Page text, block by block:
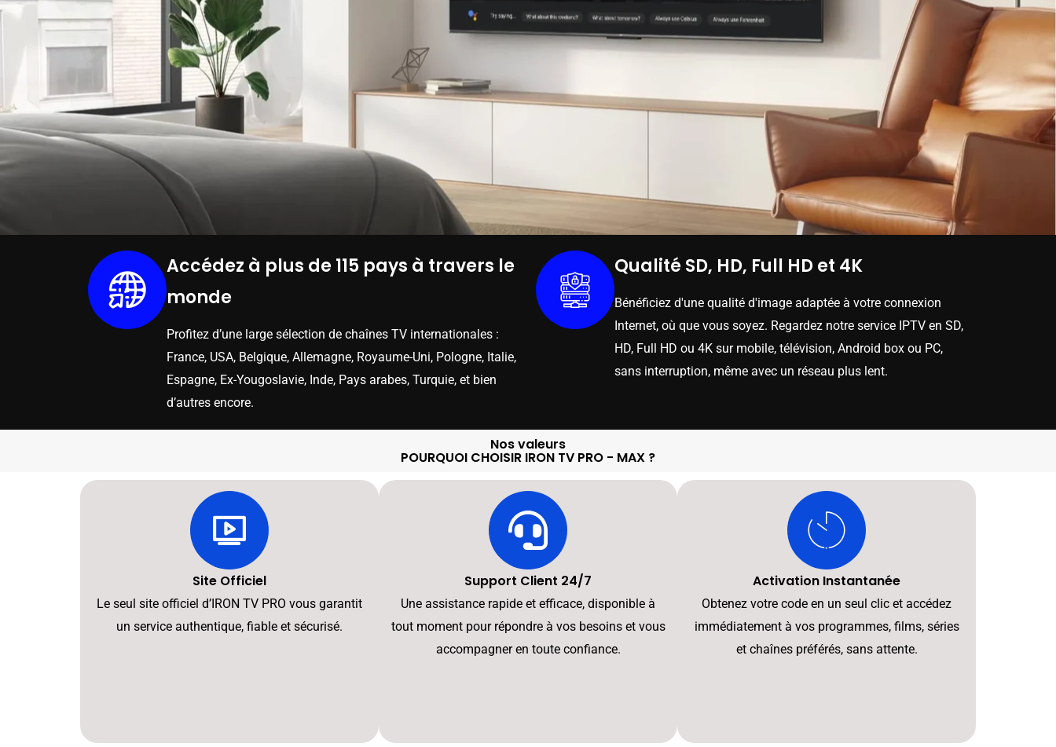
Accédez à plus de 115 pays à travers le
monde
Profitez d’une large sélection de chaînes TV internationales :
France, USA, Belgique, Allemagne, Royaume-Uni, Pologne, Italie,
Espagne, Ex-Yougoslavie, Inde, Pays arabes, Turquie, et bien
d’autres encore.
Qualité SD, HD, Full HD et 4K
Bénéficiez d'une qualité d'image adaptée à votre connexion
Internet, où que vous soyez. Regardez notre service IPTV en SD,
HD, Full HD ou 4K sur mobile, télévision, Android box ou PC,
sans interruption, même avec un réseau plus lent.
Nos valeurs
POURQUOI CHOISIR IRON TV PRO - MAX ?
Site Officiel
Le seul site officiel d’IRON TV PRO vous garantit
un service authentique, fiable et sécurisé.
Support Client 24/7
Une assistance rapide et efficace, disponible à
tout moment pour répondre à vos besoins et vous
accompagner en toute confiance.
Activation Instantanée
Obtenez votre code en un seul clic et accédez
immédiatement à vos programmes, films, séries
et chaînes préférés, sans attente.